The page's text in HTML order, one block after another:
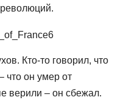
Кто-то говорил, что
что он умер от
верили – он сбежал.